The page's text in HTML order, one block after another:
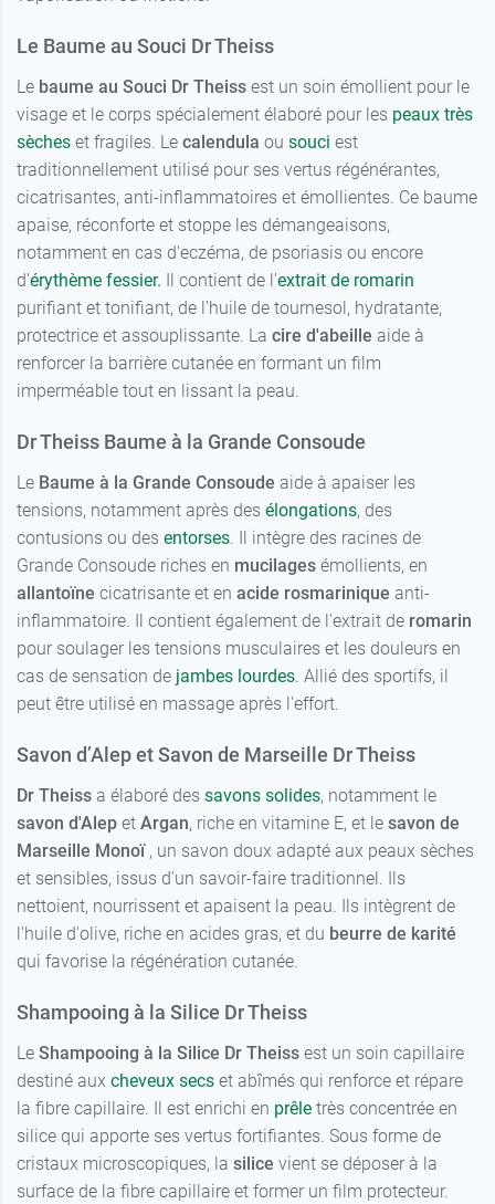
Le Baume au Souci Dr Theiss
Le baume au Souci Dr Theiss est un soin émollient pour le
visage et le corps spécialement élaboré pour les peaux très
sèches et fragiles. Le calendula ou souci est
traditionnellement utilisé pour ses vertus régénérantes,
cicatrisantes, anti-inflammatoires et émollientes. Ce baume
apaise, réconforte et stoppe les démangeaisons,
notamment en cas d'eczéma, de psoriasis ou encore
d'érythème fessier. Il contient de l'extrait de romarin
purifiant et tonifiant, de l'huile de tournesol, hydratante,
protectrice et assouplissante. La cire d'abeille aide à
renforcer la barrière cutanée en formant un film
imperméable tout en lissant la peau.
Dr Theiss Baume à la Grande Consoude
Le Baume à la Grande Consoude aide à apaiser les
tensions, notamment après des élongations, des
contusions ou des entorses. Il intègre des racines de
Grande Consoude riches en mucilages émollients, en
allantoïne cicatrisante et en acide rosmarinique anti-
inflammatoire. Il contient également de l'extrait de romarin
pour soulager les tensions musculaires et les douleurs en
cas de sensation de jambes lourdes. Allié des sportifs, il
peut être utilisé en massage après l'effort.
Savon d’Alep et Savon de Marseille Dr Theiss
Dr Theiss a élaboré des savons solides, notamment le
savon d'Alep et Argan, riche en vitamine E, et le savon de
Marseille Monoï, un savon doux adapté aux peaux sèches
et sensibles, issus d'un savoir-faire traditionnel. Ils
nettoient, nourrissent et apaisent la peau. Ils intègrent de
l'huile d'olive, riche en acides gras, et du beurre de karité
qui favorise la régénération cutanée.
Shampooing à la Silice Dr Theiss
Le Shampooing à la Silice Dr Theiss est un soin capillaire
destiné aux cheveux secs et abîmés qui renforce et répare
la fibre capillaire. Il est enrichi en prêle très concentrée en
silice qui apporte ses vertus fortifiantes. Sous forme de
cristaux microscopiques, la silice vient se déposer à la
surface de la fibre capillaire et former un film protecteur.